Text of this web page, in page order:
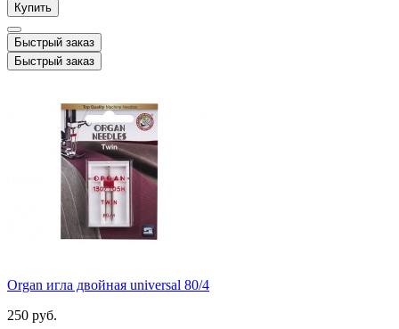
Купить
Быстрый заказ
Быстрый заказ
Organ игла двойная universal 80/4
250 руб.